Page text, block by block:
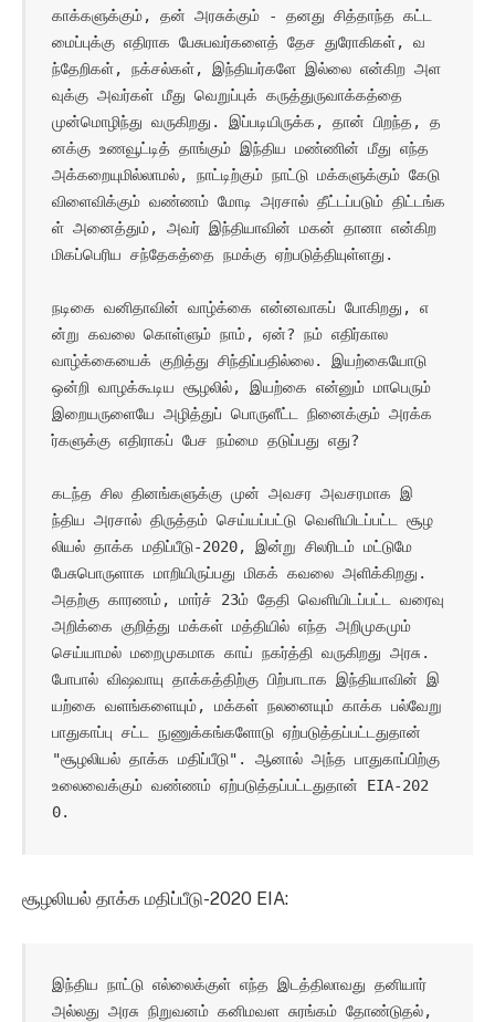
காக்களுக்கும், தன் அரசுக்கும் - தனது சித்தாந்த கட்ட
மைப்புக்கு எதிராக பேசுபவர்களைத் தேச துரோகிகள், வ
ந்தேறிகள், நக்சல்கள், இந்தியர்களே இல்லை என்கிற அள
வுக்கு அவர்கள் மீது வெறுப்புக் கருத்துருவாக்கத்தை
முன்மொழிந்து வருகிறது. இப்படியிருக்க, தான் பிறந்த, த
னக்கு உணவூட்டித் தாங்கும் இந்திய மண்ணின் மீது எந்த
அக்கறையுமில்லாமல், நாட்டிற்கும் நாட்டு மக்களுக்கும் கேடு
விளைவிக்கும் வண்ணம் மோடி அரசால் தீட்டப்படும் திட்டங்க
ள் அனைத்தும், அவர் இந்தியாவின் மகன் தானா என்கிற
மிகப்பெரிய சந்தேகத்தை நமக்கு ஏற்படுத்தியுள்ளது.
நடிகை வனிதாவின் வாழ்க்கை என்னவாகப் போகிறது, எ
ன்று கவலை கொள்ளும் நாம், ஏன்? நம் எதிர்கால
வாழ்க்கையைக் குறித்து சிந்திப்பதில்லை. இயற்கையோடு
ஒன்றி வாழக்கூடிய சூழலில், இயற்கை என்னும் மாபெரும்
இறையருளையே அழித்துப் பொருளீட்ட நினைக்கும் அரக்க
ர்களுக்கு எதிராகப் பேச நம்மை தடுப்பது எது?
கடந்த சில தினங்களுக்கு முன் அவசர அவசரமாக இ
ந்திய அரசால் திருத்தம் செய்யப்பட்டு வெளியிடப்பட்ட சூழ
லியல் தாக்க மதிப்பீடு-2020, இன்று சிலரிடம் மட்டுமே
பேசுபொருளாக மாறியிருப்பது மிகக் கவலை அளிக்கிறது.
அதற்கு காரணம், மார்ச் 23ம் தேதி வெளியிடப்பட்ட வரைவு
அறிக்கை குறித்து மக்கள் மத்தியில் எந்த அறிமுகமும்
செய்யாமல் மறைமுகமாக காய் நகர்த்தி வருகிறது அரசு.
போபால் விஷவாயு தாக்கத்திற்கு பிற்பாடாக இந்தியாவின் இ
யற்கை வளங்களையும், மக்கள் நலனையும் காக்க பல்வேறு
பாதுகாப்பு சட்ட நுணுக்கங்களோடு ஏற்படுத்தப்பட்டதுதான்
"சூழலியல் தாக்க மதிப்பீடு". ஆனால் அந்த பாதுகாப்பிற்கு
உலைவைக்கும் வண்ணம் ஏற்படுத்தப்பட்டதுதான் EIA-202
0.
சூழலியல் தாக்க மதிப்பீடு-2020 EIA:
இந்திய நாட்டு எல்லைக்குள் எந்த இடத்திலாவது தனியார்
அல்லது அரசு நிறுவனம் கனிமவள சுரங்கம் தோண்டுதல்,